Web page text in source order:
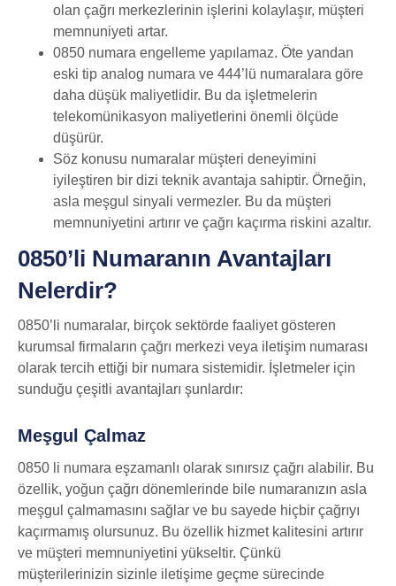
olan çağrı merkezlerinin işlerini kolaylaşır, müşteri
memnuniyeti artar.
0850 numara engelleme yapılamaz. Öte yandan
eski tip analog numara ve 444’lü numaralara göre
daha düşük maliyetlidir. Bu da işletmelerin
telekomünikasyon maliyetlerini önemli ölçüde
düşürür.
Söz konusu numaralar müşteri deneyimini
iyileştiren bir dizi teknik avantaja sahiptir. Örneğin,
asla meşgul sinyali vermezler. Bu da müşteri
memnuniyetini artırır ve çağrı kaçırma riskini azaltır.
0850’li Numaranın Avantajları
Nelerdir?
0850’li numaralar, birçok sektörde faaliyet gösteren
kurumsal firmaların çağrı merkezi veya iletişim numarası
olarak tercih ettiği bir numara sistemidir. İşletmeler için
sunduğu çeşitli avantajları şunlardır:
Meşgul Çalmaz
0850 li numara eşzamanlı olarak sınırsız çağrı alabilir. Bu
özellik, yoğun çağrı dönemlerinde bile numaranızın asla
meşgul çalmamasını sağlar ve bu sayede hiçbir çağrıyı
kaçırmamış olursunuz. Bu özellik hizmet kalitesini artırır
ve müşteri memnuniyetini yükseltir. Çünkü
müşterilerinizin sizinle iletişime geçme sürecinde